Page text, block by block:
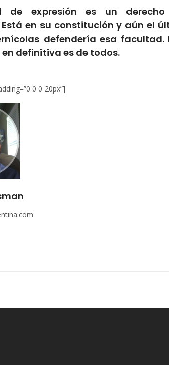
de expresión es un
en su constitución y aún el
defendería esa
definitiva es de todos.
0 0 20px”]